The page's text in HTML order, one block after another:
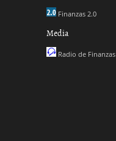
Finanzas 2.0
Media
Radio de Finanzas